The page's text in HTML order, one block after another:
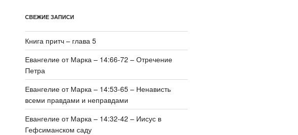
СВЕЖИЕ ЗАПИСИ
Книга притч – глава 5
Евангелие от Марка – 14:66-72 – Отречение
Петра
Евангелие от Марка – 14:53-65 – Ненависть
всеми правдами и неправдами
Евангелие от Марка – 14:32-42 – Иисус в
Гефсиманском саду